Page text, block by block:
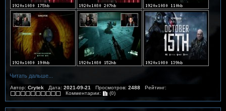
Читать дальше...
Автор: Crytek Дата: 2021-09-21 Просмотров: 2488 Рейтинг:
Комментарии:
(0)